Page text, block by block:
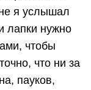
я услышал
лапки нужно
чтобы
что ни за
пауков,